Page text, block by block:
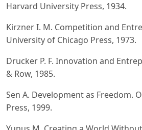
Harvard University Press, 1934.
Kirzner I. M. Competition and
University of Chicago Press, 1973.
Drucker P. F. Innovation and
& Row, 1985.
Sen A. Development as Freedom.
Press, 1999.